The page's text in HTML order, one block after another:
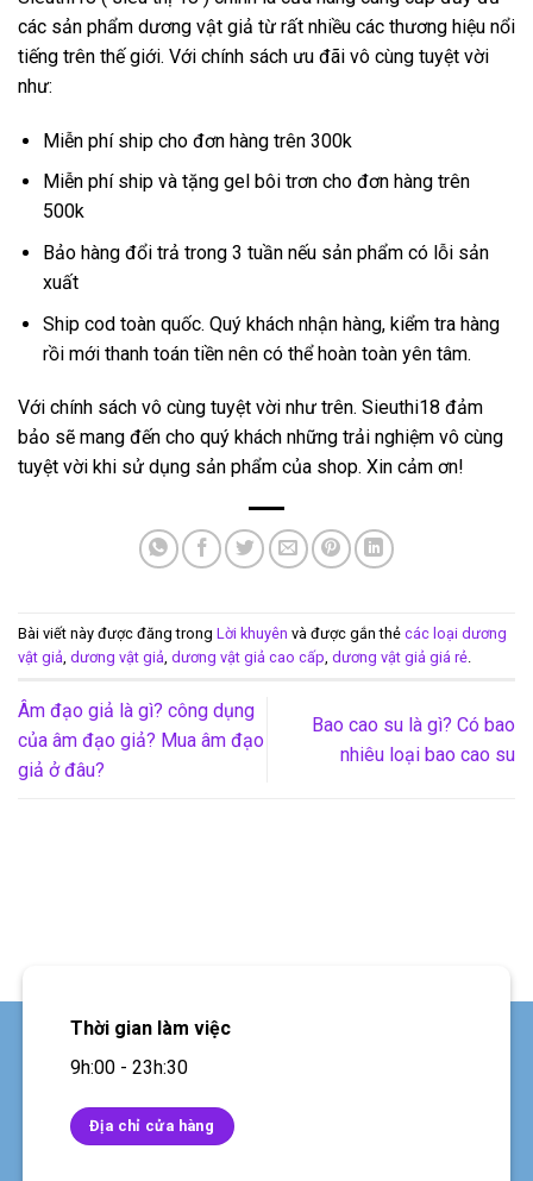
các sản phẩm dương vật giả từ rất nhiều các thương hiệu nổi
tiếng trên thế giới. Với chính sách ưu đãi vô cùng tuyệt vời
như:
Miễn phí ship cho đơn hàng trên 300k
Miễn phí ship và tặng gel bôi trơn cho đơn hàng trên
500k
Bảo hàng đổi trả trong 3 tuần nếu sản phẩm có lỗi sản
xuất
Ship cod toàn quốc. Quý khách nhận hàng, kiểm tra hàng
rồi mới thanh toán tiền nên có thể hoàn toàn yên tâm.
Với chính sách vô cùng tuyệt vời như trên. Sieuthi18 đảm
bảo sẽ mang đến cho quý khách những trải nghiệm vô cùng
tuyệt vời khi sử dụng sản phẩm của shop. Xin cảm ơn!
Bài viết này được đăng trong Lời khuyên và được gắn thẻ các loại dương
vật giả dương vật giả dương vật giả cao cấp dương vật giả giá rẻ
Âm đạo giả là gì? công dụng
của âm đạo giả? Mua âm đạo
giả ở đâu?
Bao cao su là gì? Có bao
nhiêu loại bao cao su
Thời gian làm việc
9h:00 - 23h:30
Địa chỉ cửa hàng